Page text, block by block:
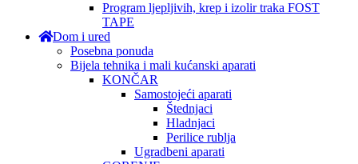
Program ljepljivih, krep i izolir traka FOST
TAPE
Dom i ured
Posebna ponuda
Bijela tehnika i mali kućanski aparati
KONČAR
Samostojeći aparati
Štednjaci
Hladnjaci
Perilice rublja
Ugradbeni aparati